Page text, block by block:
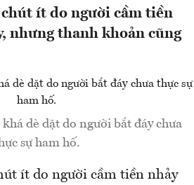
ít do người cầm tiền
nhưng thanh khoản cũng
dè dặt do người bắt đáy chưa
sự ham hố.
ít do người cầm tiền nhảy